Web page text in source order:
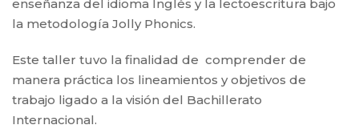
enseñanza del idioma Inglés y la lectoescritura bajo
la metodología Jolly Phonics.
Este taller tuvo la finalidad de comprender de
manera práctica los lineamientos y objetivos de
trabajo ligado a la visión del Bachillerato
Internacional.